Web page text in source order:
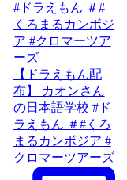
【ドラえもん配
布】 カオンさん
の日本語学校 #ド
ラえもん ＃#くろ
まるカンボジア #
クロマーツアーズ